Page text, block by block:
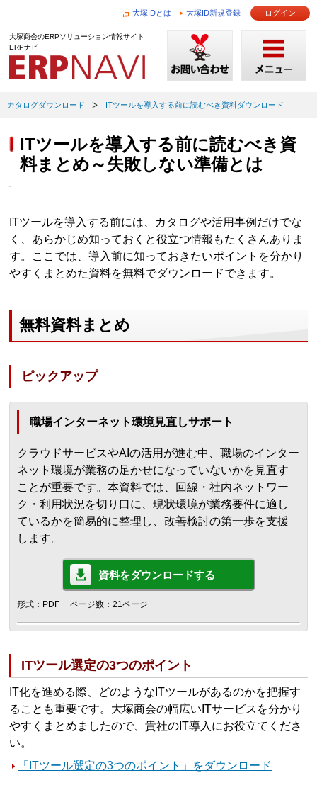
大塚IDとは 大塚ID新規登録 ログイン
大塚商会のERPソリューション情報サイト
ERPナビ
カタログダウンロード ITツールを導入する前に読むべき資料ダウンロード
ITツールを導入する前に読むべき資
料まとめ～失敗しない準備とは
ITツールを導入する前には、カタログや活用事例だけでな
く、あらかじめ知っておくと役立つ情報もたくさんありま
す。ここでは、導入前に知っておきたいポイントを分かり
やすくまとめた資料を無料でダウンロードできます。
無料資料まとめ
ピックアップ
職場インターネット環境見直しサポート
クラウドサービスやAIの活用が進む中、職場のインター
ネット環境が業務の足かせになっていないかを見直す
ことが重要です。本資料では、回線・社内ネットワー
ク・利用状況を切り口に、現状環境が業務要件に適し
ているかを簡易的に整理し、改善検討の第一歩を支援
します。
資料をダウンロードする
形式：PDF ページ数：21ページ
ITツール選定の3つのポイント
IT化を進める際、どのようなITツールがあるのかを把握す
ることも重要です。大塚商会の幅広いITサービスを分かり
やすくまとめましたので、貴社のIT導入にお役立てくださ
い。
「ITツール選定の3つのポイント」をダウンロード